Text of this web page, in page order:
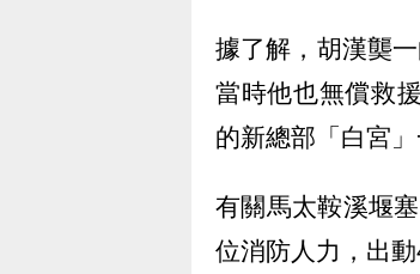
據了解，胡漢龑
當時他也無償救
的新總部「白宮
有關馬太鞍溪堰
位消防人力，出